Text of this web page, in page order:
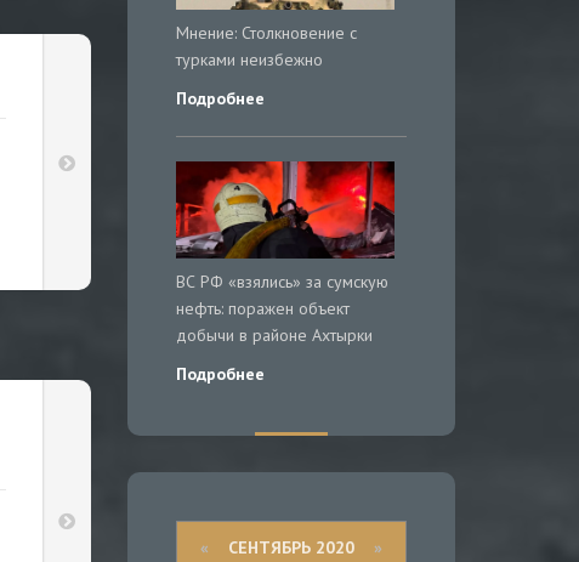
Мнение: Столкновение с
турками неизбежно
Подробнее
ВС РФ «взялись» за сумскую
нефть: поражен объект
добычи в районе Ахтырки
Подробнее
« СЕНТЯБРЬ 2020 »